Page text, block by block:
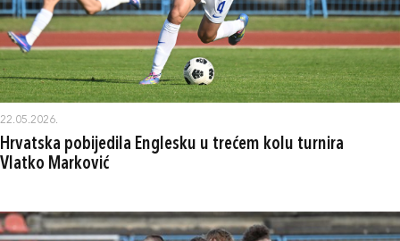
22.05.2026.
Hrvatska pobijedila Englesku u trećem kolu turnira
Vlatko Marković